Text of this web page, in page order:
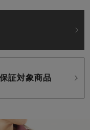
証対象商品